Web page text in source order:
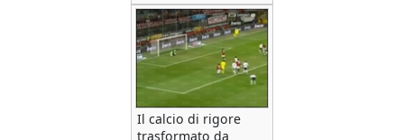
Il calcio di rigore
trasformato da